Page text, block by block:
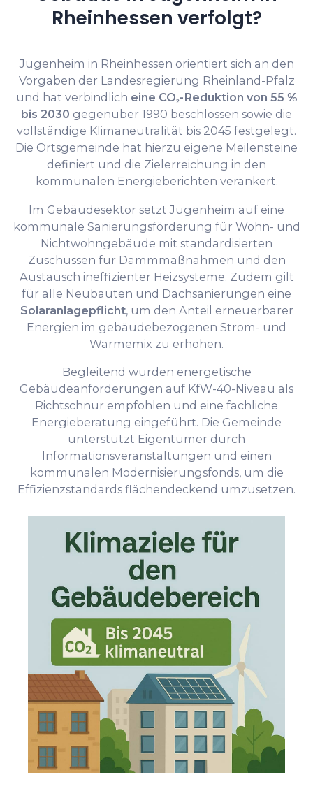
Rheinhessen verfolgt?
Jugenheim in Rheinhessen orientiert sich an den
Vorgaben der Landesregierung Rheinland-Pfalz
und hat verbindlich eine CO₂-Reduktion von 55 %
bis 2030 gegenüber 1990 beschlossen sowie die
vollständige Klimaneutralität bis 2045 festgelegt.
Die Ortsgemeinde hat hierzu eigene Meilensteine
definiert und die Zielerreichung in den
kommunalen Energieberichten verankert.
Im Gebäudesektor setzt Jugenheim auf eine
kommunale Sanierungsförderung für Wohn- und
Nichtwohngebäude mit standardisierten
Zuschüssen für Dämmmaßnahmen und den
Austausch ineffizienter Heizsysteme. Zudem gilt
für alle Neubauten und Dachsanierungen eine
Solaranlagepflicht, um den Anteil erneuerbarer
Energien im gebäudebezogenen Strom- und
Wärmemix zu erhöhen.
Begleitend wurden energetische
Gebäudeanforderungen auf KfW-40-Niveau als
Richtschnur empfohlen und eine fachliche
Energieberatung eingeführt. Die Gemeinde
unterstützt Eigentümer durch
Informationsveranstaltungen und einen
kommunalen Modernisierungsfonds, um die
Effizienzstandards flächendeckend umzusetzen.